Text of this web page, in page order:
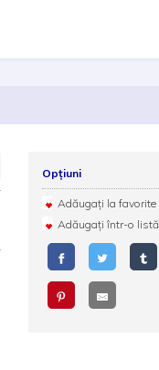
Opțiuni
Adăugați la favorite
Adăugați într-o listă